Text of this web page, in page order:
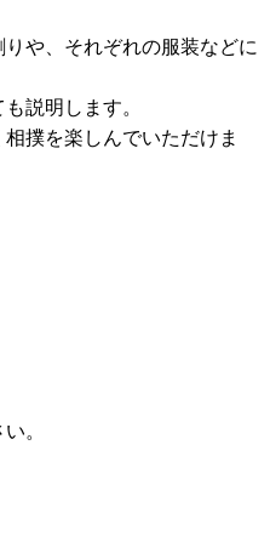
や、それぞれの服装などに
説明します。
撲を楽しんでいただけま
。